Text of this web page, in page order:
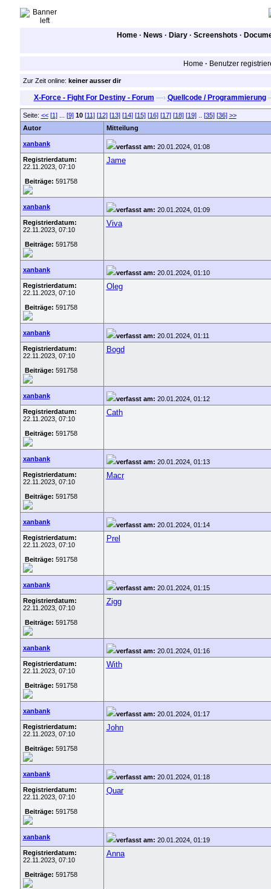
Home · News · Diary · Screenshots ·
Home · Benutzer
Zur Zeit online: keiner ausser dir
X-Force - Fight For Destiny - Forum —› Quellcode / Programmierung
Seite: << [1]... [9] 10 [11] [12] [13] [14] [15] [16] [17] [18] [19].. [35] [36] >>
Autor
Mitteilung
xanbank verfasst am: 20.01.2024, 01:08
Registrierdatum:
22.11.2023, 07:10
Beiträge: 591758
Jame
xanbank verfasst am: 20.01.2024, 01:09
Registrierdatum:
22.11.2023, 07:10
Beiträge: 591758
Viva
xanbank verfasst am: 20.01.2024, 01:10
Registrierdatum:
22.11.2023, 07:10
Beiträge: 591758
Oleg
xanbank verfasst am: 20.01.2024, 01:11
Registrierdatum:
22.11.2023, 07:10
Beiträge: 591758
Bogd
xanbank verfasst am: 20.01.2024, 01:12
Registrierdatum:
22.11.2023, 07:10
Beiträge: 591758
Cath
xanbank verfasst am: 20.01.2024, 01:13
Registrierdatum:
22.11.2023, 07:10
Beiträge: 591758
Macr
xanbank verfasst am: 20.01.2024, 01:14
Registrierdatum:
22.11.2023, 07:10
Beiträge: 591758
Prel
xanbank verfasst am: 20.01.2024, 01:15
Registrierdatum:
22.11.2023, 07:10
Beiträge: 591758
Zigg
xanbank verfasst am: 20.01.2024, 01:16
Registrierdatum:
22.11.2023, 07:10
Beiträge: 591758
With
xanbank verfasst am: 20.01.2024, 01:17
Registrierdatum:
22.11.2023, 07:10
Beiträge: 591758
John
xanbank verfasst am: 20.01.2024, 01:18
Registrierdatum:
22.11.2023, 07:10
Beiträge: 591758
Quar
xanbank verfasst am: 20.01.2024, 01:19
Registrierdatum:
22.11.2023, 07:10
Beiträge: 591758
Anna